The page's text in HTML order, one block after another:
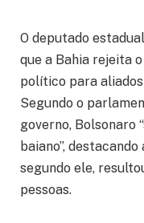
O deputado
que a Bahia rejeita
político para
Segundo o
governo, Bolsonaro
baiano”,
segundo ele,
pessoas.